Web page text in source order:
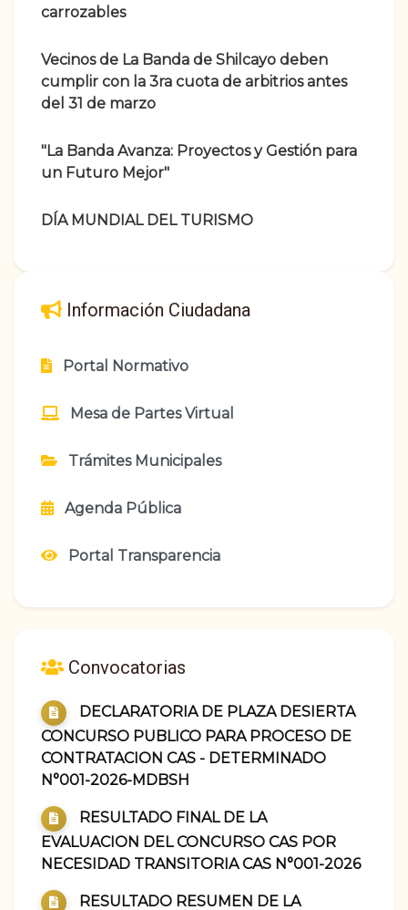
carrozables
Vecinos de La Banda de Shilcayo deben
cumplir con la 3ra cuota de arbitrios antes
del 31 de marzo
"La Banda Avanza: Proyectos y Gestión para
un Futuro Mejor"
DÍA MUNDIAL DEL TURISMO
Información Ciudadana
Portal Normativo
Mesa de Partes Virtual
Trámites Municipales
Agenda Pública
Portal Transparencia
Convocatorias
DECLARATORIA DE PLAZA DESIERTA
CONCURSO PUBLICO PARA PROCESO DE
CONTRATACION CAS - DETERMINADO
N°001-2026-MDBSH
RESULTADO FINAL DE LA
EVALUACION DEL CONCURSO CAS POR
NECESIDAD TRANSITORIA CAS N°001-2026
RESULTADO RESUMEN DE LA